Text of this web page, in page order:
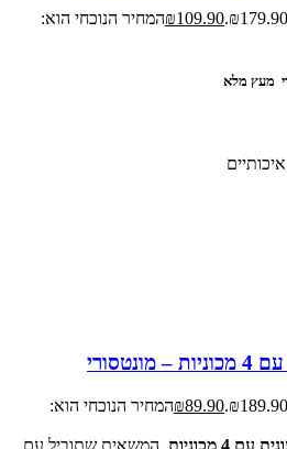
₪109.90
המחיר הנוכחי הוא:
מעץ מלא
₪89.90
המחיר הנוכחי הוא:
מכוניות
המשאית שתוביל עם